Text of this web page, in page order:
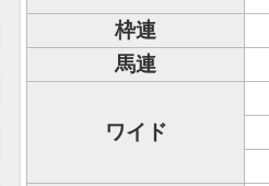
枠連
馬連
ワイド